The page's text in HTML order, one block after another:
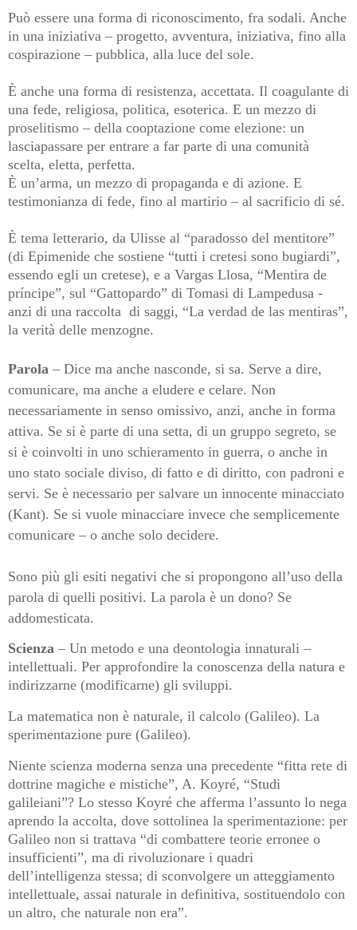
Può essere una forma di riconoscimento, fra sodali. Anche
in una iniziativa – progetto, avventura, iniziativa, fino alla
cospirazione – pubblica, alla luce del sole.
È anche una forma di resistenza, accettata. Il coagulante di
una fede, religiosa, politica, esoterica. E un mezzo di
proselitismo – della cooptazione come elezione: un
lasciapassare per entrare a far parte di una comunità
scelta, eletta, perfetta.
È un’arma, un mezzo di propaganda e di azione. E
testimonianza di fede, fino al martirio – al sacrificio di sé.
È tema letterario, da Ulisse al “paradosso del mentitore”
(di Epimenide che sostiene “tutti i cretesi sono bugiardi”,
essendo egli un cretese), e a Vargas Llosa, “Mentira de
príncipe”, sul “Gattopardo” di Tomasi di Lampedusa -
anzi di una raccolta di saggi, “La verdad de las mentiras”,
la verità delle menzogne.
Parola – Dice ma anche nasconde, si sa. Serve a dire,
comunicare, ma anche a eludere e celare. Non
necessariamente in senso omissivo, anzi, anche in forma
attiva. Se si è parte di una setta, di un gruppo segreto, se
si è coinvolti in uno schieramento in guerra, o anche in
uno stato sociale diviso, di fatto e di diritto, con padroni e
servi. Se è necessario per salvare un innocente minacciato
(Kant). Se si vuole minacciare invece che semplicemente
comunicare – o anche solo decidere.
Sono più gli esiti negativi che si propongono all’uso della
parola di quelli positivi. La parola è un dono? Se
addomesticata.
Scienza – Un metodo e una deontologia innaturali –
intellettuali. Per approfondire la conoscenza della natura e
indirizzarne (modificarne) gli sviluppi.
La matematica non è naturale, il calcolo (Galileo). La
sperimentazione pure (Galileo).
Niente scienza moderna senza una precedente “fitta rete di
dottrine magiche e mistiche”, A. Koyré, “Studi
galileiani”? Lo stesso Koyré che afferma l’assunto lo nega
aprendo la accolta, dove sottolinea la sperimentazione: per
Galileo non si trattava “di combattere teorie erronee o
insufficienti”, ma di rivoluzionare i quadri
dell’intelligenza stessa; di sconvolgere un atteggiamento
intellettuale, assai naturale in definitiva, sostituendolo con
un altro, che naturale non era”.